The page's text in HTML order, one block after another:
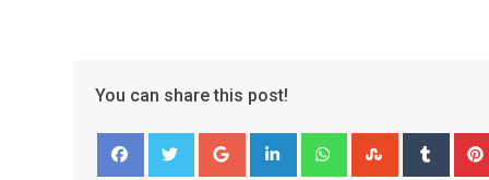
You can share this post!
Google+ LinkedIn WhatsappStumbleUpon
Tumblr